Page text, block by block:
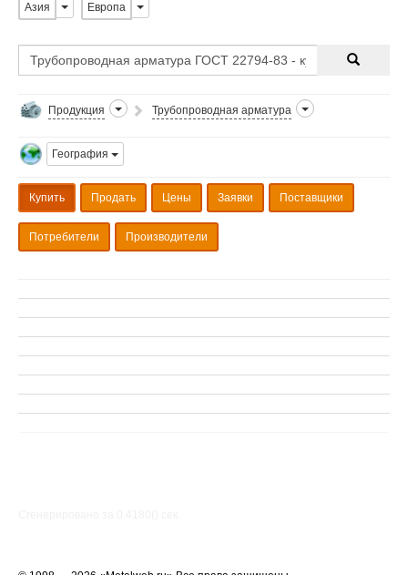
Азия Европа
Продукция Трубопроводная арматура
География
Купить Продать Цены Заявки Поставщики
Потребители Производители